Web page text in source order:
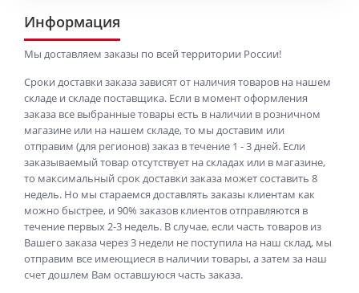
Информация
Мы доставляем заказы по всей территории России!
Сроки доставки заказа зависят от наличия товаров на нашем
складе и складе поставщика. Если в момент оформления
заказа все выбранные товары есть в наличии в розничном
магазине или на нашем складе, то мы доставим или
отправим (для регионов) заказ в течение 1 - 3 дней. Если
заказываемый товар отсутствует на складах или в магазине,
то максимальный срок доставки заказа может составить 8
недель. Но мы стараемся доставлять заказы клиентам как
можно быстрее, и 90% заказов клиентов отправляются в
течение первых 2-3 недель. В случае, если часть товаров из
Вашего заказа через 3 недели не поступила на наш склад, мы
отправим все имеющиеся в наличии товары, а затем за наш
счет дошлем Вам оставшуюся часть заказа.